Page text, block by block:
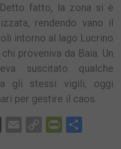
fatto, la zona si è
rendendo vano il
intorno al lago Lucrino
proveniva da Baia. Un
suscitato qualche
gli stessi vigili, oggi
per gestire il caos.
X EmailCopy